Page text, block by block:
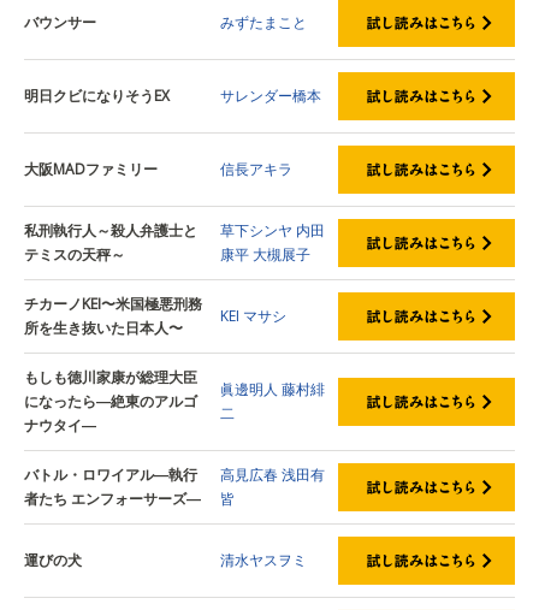
バウンサー みずたまこと
明日クビになりそうEX サレンダー橋本
大阪MADファミリー 信長アキラ
私刑執行人～殺人弁護士と
テミスの天秤～
草下シンヤ 内田
康平 大槻展子
チカーノKEI〜米国極悪刑務
所を生き抜いた日本人〜
KEI マサシ
もしも徳川家康が総理大臣
になったら―絶東のアルゴ
ナウタイ―
眞邊明人 藤村緋
二
バトル・ロワイアル―執行
者たち エンフォーサーズ―
高見広春浅田有
皆
運びの犬 清水ヤスヲミ